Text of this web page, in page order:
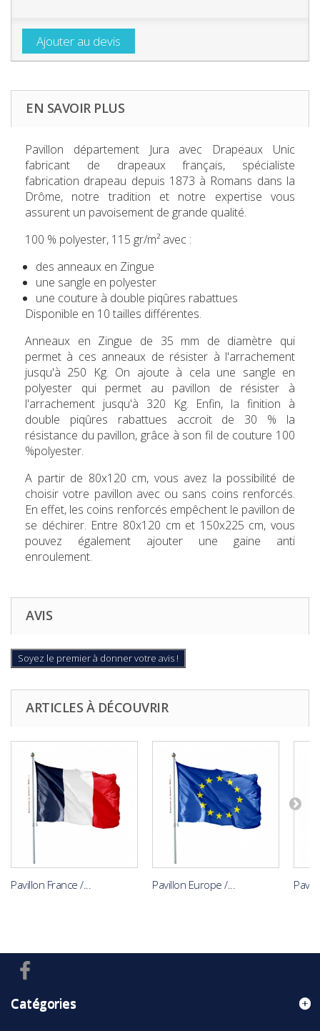
Ajouter au devis
EN SAVOIR PLUS
Pavillon départementJura
avec Drapeaux Unic
fabricant de drapeaux français, spécialiste
fabrication drapeau depuis 1873 à Romans dans la
Drôme, notre tradition et notre expertise vous
assurent un pavoisement de grande qualité.
100 % polyester, 115 gr/m² avec :
des anneaux en Zingue
une sangle en polyester
une couture à double piqûres rabattues
Disponible en 10 tailles différentes.
Anneaux en Zingue de 35 mm de diamètre qui
permet à ces anneaux de résister à l'arrachement
jusqu'à 250 Kg. On ajoute à cela une sangle en
polyester qui permet au pavillon de résister à
l'arrachement jusqu'à 320 Kg. Enfin, la finition à
double piqûres rabattues accroit de 30 % la
résistance du pavillon, grâce à son fil de couture 100
%polyester.
A partir de 80x120 cm, vous avez la possibilité de
choisir votre pavillon avec ou sans coins renforcés.
En effet, les coins renforcés empêchent le pavillon de
se déchirer. Entre 80x120 cm et 150x225 cm, vous
pouvez également ajouter une gaine anti
enroulement.
AVIS
Soyez le premier à donner votre avis !
ARTICLES À DÉCOUVRIR
Pavillon France /... Pavillon Europe /...
Catégories